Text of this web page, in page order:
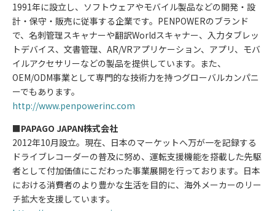
1991年に設立し、ソフトウェアやモバイル製品などの開発・設
計・保守・販売に従事する企業です。PENPOWERのブランド
で、名刺管理スキャナーや翻訳Worldスキャナー、入力タブレッ
トデバイス、文書管理、AR/VRアプリケーション、アプリ、モバ
イルアクセサリーなどの製品を提供しています。また、
OEM/ODM事業として専門的な技術力を持つグローバルカンパニ
ーでもあります。
http://www.penpowerinc.com
■PAPAGO JAPAN株式会社
2012年10月設立。現在、日本のマーケットへ万が一を記録する
ドライブレコーダーの普及に努め、運転支援機能を搭載した先駆
者として付加価値にこだわった事業展開を行っております。日本
における消費者のより豊かな生活を目的に、海外メーカーのリー
チ拡大を支援しています。